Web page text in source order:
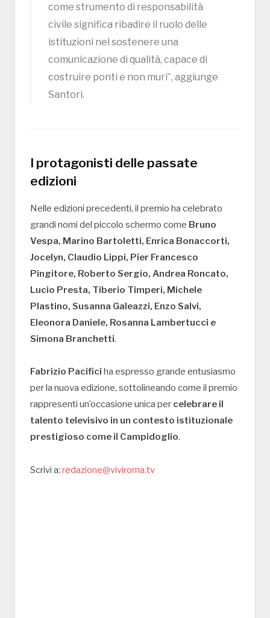
come strumento di responsabilità
civile significa ribadire il ruolo delle
istituzioni nel sostenere una
comunicazione di qualità, capace di
costruire ponti e non muri”, aggiunge
Santori.
I protagonisti delle passate
edizioni
Nelle edizioni precedenti, il premio ha celebrato
grandi nomi del piccolo schermo come Bruno
Vespa, Marino Bartoletti, Enrica Bonaccorti,
Jocelyn, Claudio Lippi, Pier Francesco
Pingitore, Roberto Sergio, Andrea Roncato,
Lucio Presta, Tiberio Timperi, Michele
Plastino, Susanna Galeazzi, Enzo Salvi,
Eleonora Daniele, Rosanna Lambertucci e
Simona Branchetti.
Fabrizio Pacifici ha espresso grande entusiasmo
per la nuova edizione, sottolineando come il premio
rappresenti un’occasione unica per celebrare il
talento televisivo in un contesto istituzionale
prestigioso come il Campidoglio.
Scrivi a: redazione@viviroma.tv